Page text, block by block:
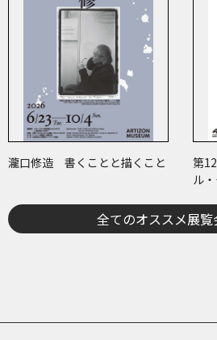
瀧口修造 書くことと描くこと
第
ル
全てのオススメ展覧